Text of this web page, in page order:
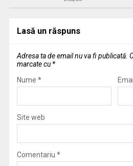
Lasă un răspuns
Adresa ta de email nu va fi publicată.
marcate cu *
Nume * Email
Site web
Comentariu *